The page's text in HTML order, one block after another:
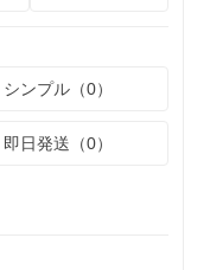
シンプル（0）
即日発送（0）